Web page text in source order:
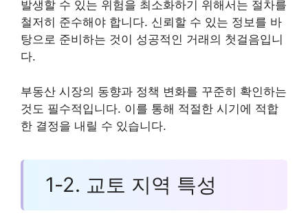
발생할 수 있는 위험을 최소화하기 위해서는 절차를
철저히 준수해야 합니다. 신뢰할 수 있는 정보를 바
탕으로 준비하는 것이 성공적인 거래의 첫걸음입니
다.
부동산 시장의 동향과 정책 변화를 꾸준히 확인하는
것도 필수적입니다. 이를 통해 적절한 시기에 적합
한 결정을 내릴 수 있습니다.
1-2. 교토 지역 특성